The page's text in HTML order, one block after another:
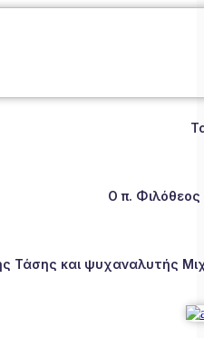
Ο π.
Τάσης και ψυχαναλυτής